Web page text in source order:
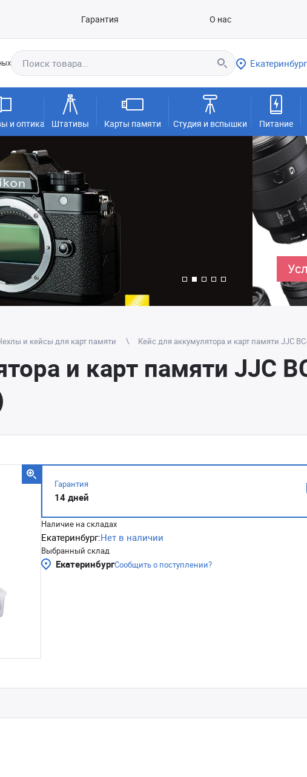
Гарантия О нас
Екатеринбург
и оптика Штативы Карты памяти Студия и вспышки Питание
и кейсы для карт памяти Кейс для аккумулятора и карт памяти JJC
и карт памяти JJC
Гарантия
14 дней
Наличие на складах
Екатеринбург:Нет в наличии
Выбранный склад
ЕкатеринбургСообщить о поступлении?